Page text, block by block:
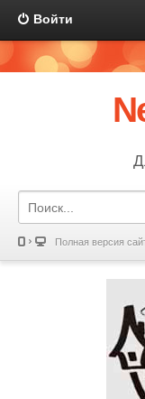
Войти
Полная версия